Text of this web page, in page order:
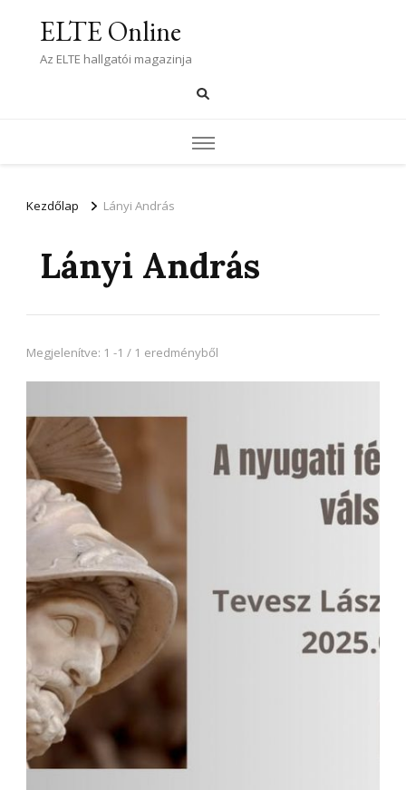
ELTE Online
Az ELTE hallgatói magazinja
Kezdőlap Lányi András
Lányi András
Megjelenítve: 1 -1 / 1 eredményből